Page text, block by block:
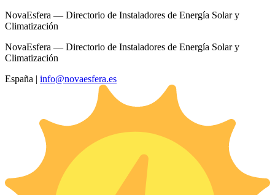
NovaEsfera — Directorio de Instaladores de Energía Solar y
Climatización
NovaEsfera — Directorio de Instaladores de Energía Solar y
Climatización
España | info@novaesfera.es